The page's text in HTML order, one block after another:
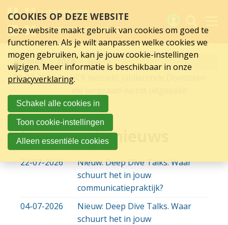
juli
2024
links
over
Spring
hoofd
inhoud
Spring
naar
hoofdnavigatie
Archief 2024
juli
02-07-202402-07-2024 21:16
UCK bezoekt jubilerende Domtoren
Lees overig nieuws
22-07-2026
Nieuw: Deep Dive Talks. Waar
schuurt het in jouw
communicatiepraktijk?
04-07-2026
Nieuw: Deep Dive Talks. Waar
schuurt het in jouw
Activiteiten
Nieuws
Verslagen
Sluit je aan
Over UCK
COOKIES OP DEZE WEBSITE
Deze website maakt gebruik van cookies om goed te
functioneren. Als je wilt aanpassen welke cookies we
mogen gebruiken, kan je jouw cookie-instellingen
wijzigen. Meer informatie is beschikbaar in onze
privacyverklaring.
Schakel alle cookies in
Toon cookie-instellingen
Alleen essentiële cookies